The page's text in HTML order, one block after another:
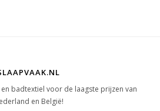
badtextiel voor de laagste prijzen van
en België!